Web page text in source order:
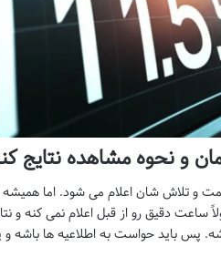
نحوه مشاهده نتایج کنکور
و تلاش شان اعلام می شود. اما
دقیق رو از قبل اعلام نمی کنه و
پس باید حواست به اطلاعیه ها باشه و